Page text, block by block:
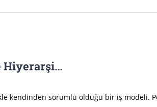
Hiyerarşi…
kendinden sorumlu olduğu bir iş modeli.